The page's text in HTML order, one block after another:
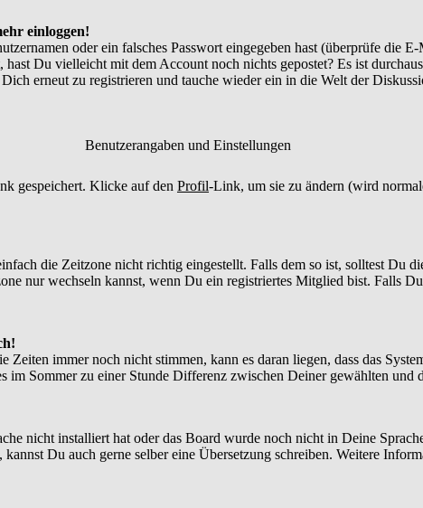
einloggen!
oder ein falsches Passwort eingegeben hast (überprüfe die
Du vielleicht mit dem Account noch nichts gepostet? Es ist
erneut zu registrieren und tauche wieder ein in die Welt der
Benutzerangaben und Einstellungen
gespeichert. Klicke auf den Profil-Link, um sie zu ändern (wird
die Zeitzone nicht richtig eingestellt. Falls dem so ist, solltest Du
nur wechseln kannst, wenn Du ein registriertes Mitglied bist. Falls
immer noch nicht stimmen, kann es daran liegen, dass das
im Sommer zu einer Stunde Differenz zwischen Deiner gewählten und
nicht installiert hat oder das Board wurde noch nicht in Deine
Du auch gerne selber eine Übersetzung schreiben. Weitere